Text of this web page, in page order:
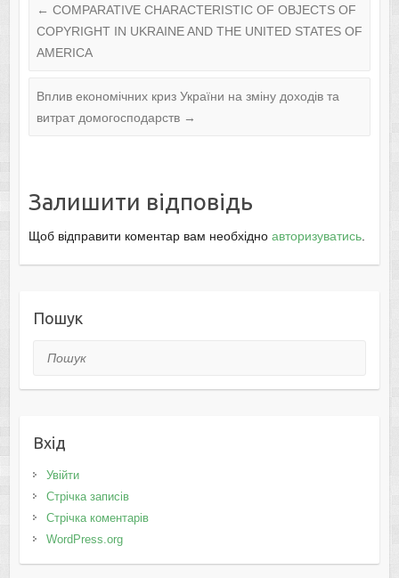
← COMPARATIVE CHARACTERISTIC OF OBJECTS OF
COPYRIGHT IN UKRAINE AND THE UNITED STATES OF
AMERICA
Вплив економічних криз України на зміну доходів та
витрат домогосподарств →
Залишити відповідь
Щоб відправити коментар вам необхідно авторизуватись.
Пошук
Пошук
Вхід
Увійти
Стрічка записів
Стрічка коментарів
WordPress.org